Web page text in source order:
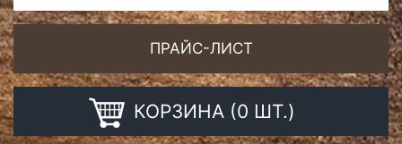
ПРАЙС-ЛИСТ
КОРЗИНА (0 ШТ.)